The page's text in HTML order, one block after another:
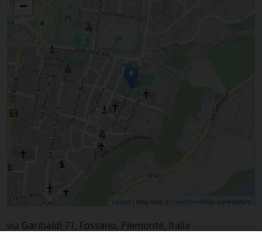
−
Leaflet | Map data © OpenStreetMap contributors
via Garibaldi 71, Fossano, Piemonte, Italia